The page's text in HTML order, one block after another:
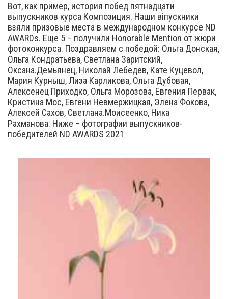
Вот, как пример, история побед пятнадцати
выпускников курса Композиция. Наши віпускники
взяли призовые места в международном конкурсе ND
AWARDs. Еще 5 – получили Honorable Mention от жюри
фотоконкурса. Поздравляем с победой: Ольга Донская,
Ольга Кондратьева, Светлана Заритский,
Оксана.Демьянец, Николай Лебедев, Кате Куцевол,
Мария Курныш, Лиза Карликова, Ольга Дубовая,
Алексенец Приходко, Ольга Морозова, Евгения Первак,
Кристина Мос, Евгени Невмержицкая, Элена Фокова,
Алексей Сахов, Светлана.Моисеенко, Ника
Рахманова. Ниже – фотографии выпускников-
победителей ND AWARDS 2021